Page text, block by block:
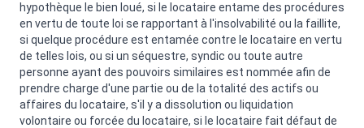
hypothèque le bien loué, si le locataire entame des procédures
en vertu de toute loi se rapportant à l'insolvabilité ou la faillite,
si quelque procédure est entamée contre le locataire en vertu
de telles lois, ou si un séquestre, syndic ou toute autre
personne ayant des pouvoirs similaires est nommée afin de
prendre charge d'une partie ou de la totalité des actifs ou
affaires du locataire, s'il y a dissolution ou liquidation
volontaire ou forcée du locataire, si le locataire fait défaut de